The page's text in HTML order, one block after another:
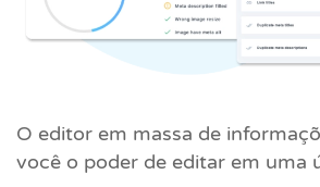
O editor em massa de
você o poder de editar em uma